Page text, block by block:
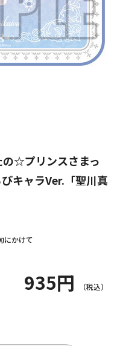
の☆プリンスさまっ
キャラVer.「聖川真
にかけて
935円